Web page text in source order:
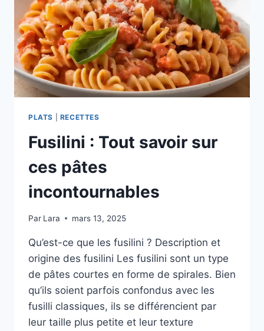
PLATS RECETTES
Fusilini : Tout savoir sur
ces pâtes
incontournables
Par Lara mars 13, 2025
Qu’est-ce que les fusilini ? Description et
origine des fusilini Les fusilini sont un type
de pâtes courtes en forme de spirales. Bien
qu’ils soient parfois confondus avec les
fusilli classiques, ils se différencient par
leur taille plus petite et leur texture